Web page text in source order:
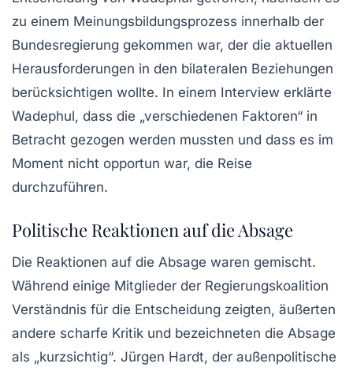
zu einem Meinungsbildungsprozess innerhalb der
Bundesregierung gekommen war, der die aktuellen
Herausforderungen in den bilateralen Beziehungen
berücksichtigen wollte. In einem Interview erklärte
Wadephul, dass die „verschiedenen Faktoren“ in
Betracht gezogen werden mussten und dass es im
Moment nicht opportun war, die Reise
durchzuführen.
Politische Reaktionen auf die Absage
Die Reaktionen auf die Absage waren gemischt.
Während einige Mitglieder der Regierungskoalition
Verständnis für die Entscheidung zeigten, äußerten
andere scharfe Kritik und bezeichneten die Absage
als „kurzsichtig“. Jürgen Hardt, der außenpolitische